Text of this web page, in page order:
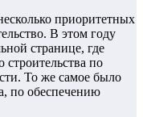
приоритетных
В этом году
странице, где
по
То же самое было
по обеспечению